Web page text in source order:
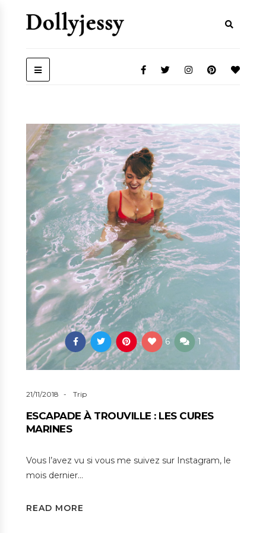
6 1
21/11/2018 Trip
ESCAPADE À TROUVILLE : LES CURES
MARINES
Vous l’avez vu si vous me suivez sur Instagram, le
mois dernier…
READ MORE